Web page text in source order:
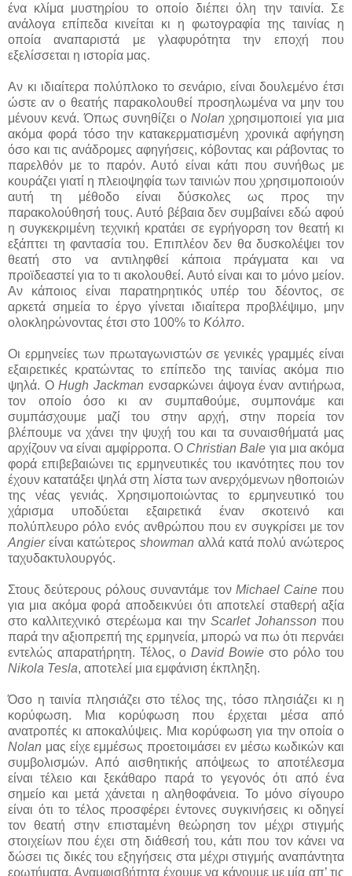
ένα κλίμα μυστηρίου το οποίο διέπει όλη την ταινία. Σε
ανάλογα επίπεδα κινείται κι η φωτογραφία της ταινίας η
οποία αναπαριστά με γλαφυρότητα την εποχή που
εξελίσσεται η ιστορία μας.
Αν κι ιδιαίτερα πολύπλοκο το σενάριο, είναι δουλεμένο έτσι
ώστε αν ο θεατής παρακολουθεί προσηλωμένα να μην του
μένουν κενά. Όπως συνηθίζει ο Nolan χρησιμοποιεί για μια
ακόμα φορά τόσο την κατακερματισμένη χρονικά αφήγηση
όσο και τις ανάδρομες αφηγήσεις, κόβοντας και ράβοντας το
παρελθόν με το παρόν. Αυτό είναι κάτι που συνήθως με
κουράζει γιατί η πλειοψηφία των ταινιών που χρησιμοποιούν
αυτή τη μέθοδο είναι δύσκολες ως προς την
παρακολούθησή τους. Αυτό βέβαια δεν συμβαίνει εδώ αφού
η συγκεκριμένη τεχνική κρατάει σε εγρήγορση τον θεατή κι
εξάπτει τη φαντασία του. Επιπλέον δεν θα δυσκολέψει τον
θεατή στο να αντιληφθεί κάποια πράγματα και να
προϊδεαστεί για το τι ακολουθεί. Αυτό είναι και το μόνο μείον.
Αν κάποιος είναι παρατηρητικός υπέρ του δέοντος, σε
αρκετά σημεία το έργο γίνεται ιδιαίτερα προβλέψιμο, μην
ολοκληρώνοντας έτσι στο 100% το Κόλπο.
Οι ερμηνείες των πρωταγωνιστών σε γενικές γραμμές είναι
εξαιρετικές κρατώντας το επίπεδο της ταινίας ακόμα πιο
ψηλά. ΟHugh Jackman ενσαρκώνει άψογα έναν αντιήρωα,
τον οποίο όσο κι αν συμπαθούμε, συμπονάμε και
συμπάσχουμε μαζί του στην αρχή, στην πορεία τον
βλέπουμε να χάνει την ψυχή του και τα συναισθήματά μας
αρχίζουν να είναι αμφίρροπα. Ο Christian Bale για μια ακόμα
φορά επιβεβαιώνει τις ερμηνευτικές του ικανότητες που τον
έχουν κατατάξει ψηλά στη λίστα των ανερχόμενων ηθοποιών
της νέας γενιάς. Χρησιμοποιώντας το ερμηνευτικό του
χάρισμα υποδύεται εξαιρετικά έναν σκοτεινό και
πολύπλευρο ρόλο ενός ανθρώπου που εν συγκρίσει με τον
Angierείναι κατώτεροςshowman αλλά κατά πολύ ανώτερος
ταχυδακτυλουργός.
Στους δεύτερους ρόλους συναντάμε τον Michael Caineπου
για μια ακόμα φορά αποδεικνύει ότι αποτελεί σταθερή αξία
στο καλλιτεχνικό στερέωμα και τηνScarlet Johansson που
παρά την αξιοπρεπή της ερμηνεία, μπορώ να πω ότι περνάει
εντελώς απαρατήρητη. Τέλος, ο David Bowie στο ρόλο του
Nikola Tesla, αποτελεί μια εμφάνιση έκπληξη.
Όσο η ταινία πλησιάζει στο τέλος της, τόσο πλησιάζει κι η
κορύφωση. Μια κορύφωση που έρχεται μέσα από
ανατροπές κι αποκαλύψεις. Μια κορύφωση για την οποία ο
Nolan μας είχε εμμέσως προετοιμάσει εν μέσω κωδικών και
συμβολισμών. Από αισθητικής απόψεως το αποτέλεσμα
είναι τέλειο και ξεκάθαρο παρά το γεγονός ότι από ένα
σημείο και μετά χάνεται η αληθοφάνεια. Το μόνο σίγουρο
είναι ότι το τέλος προσφέρει έντονες συγκινήσεις κι οδηγεί
τον θεατή στην επισταμένη θεώρηση τον μέχρι στιγμής
στοιχείων που έχει στη διάθεσή του, κάτι που τον κάνει να
δώσει τις δικές του εξηγήσεις στα μέχρι στιγμής αναπάντητα
ερωτήματα. Αναμφισβήτητα έχουμε να κάνουμε με μία απ’ τις